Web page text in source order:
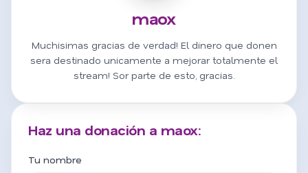
maox
Muchisimas gracias de verdad! El dinero que donen
sera destinado unicamente a mejorar totalmente el
stream! Sor parte de esto, gracias.
Haz una donación a maox:
Tu nombre